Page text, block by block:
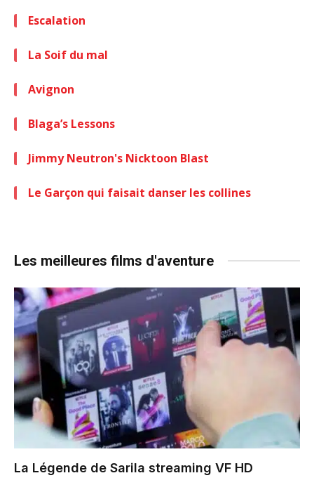
Escalation
La Soif du mal
Avignon
Blaga’s Lessons
Jimmy Neutron's Nicktoon Blast
Le Garçon qui faisait danser les collines
Les meilleures films d'aventure
La Légende de Sarila streaming VF HD